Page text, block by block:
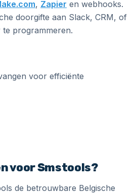
, Zapier en webhooks.
doorgifte aan Slack, CRM, of
programmeren.
voor Smstools?
de betrouwbare Belgische